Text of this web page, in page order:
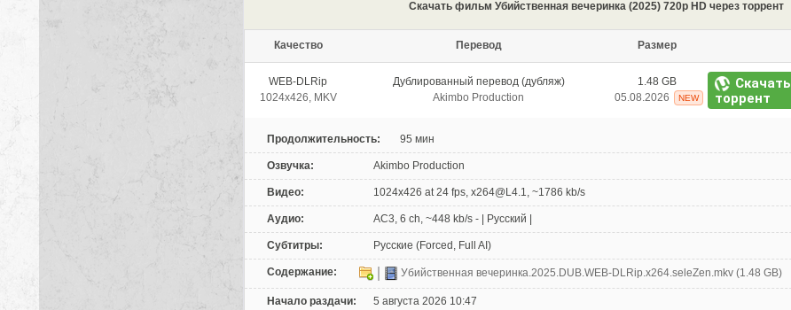
Скачать фильм Убийственная вечеринка (2025) 720p HD через торрент
Качество Перевод Размер
WEB-DLRip
1024x426, MKV
Дублированный перевод (дубляж)
Akimbo Production
1.48 GB
05.08.2026
NEW
Скачать
торрент
Продолжительность: 95 мин
Озвучка: Akimbo Production
Видео: 1024x426 at 24 fps, x264@L4.1, ~1786 kb/s
Аудио: AC3, 6 ch, ~448 kb/s - | Русский |
Субтитры: Русские (Forced, Full AI)
Содержание: Убийственная вечеринка.2025.DUB.WEB-DLRip.x264.seleZen.mkv (1.48 GB)
Начало раздачи: 5 августа 2026 10:47